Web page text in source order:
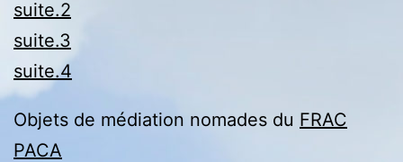
suite.2
suite.3
suite.4
Objets de médiation nomades du FRAC
PACA